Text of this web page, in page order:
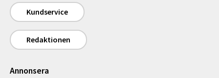
Kundservice
Redaktionen
Annonsera